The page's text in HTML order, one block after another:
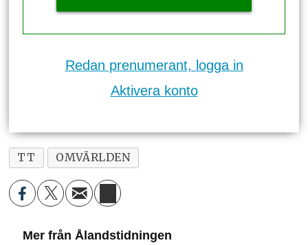
Redan prenumerant, logga in
Aktivera konto
TT OMVÄRLDEN